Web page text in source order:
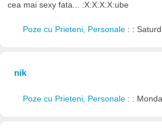
cea mai sexy fata... :X:X:X:X:ube
Poze cu Prieteni, Personale : :
nik
Poze cu Prieteni, Personale : :